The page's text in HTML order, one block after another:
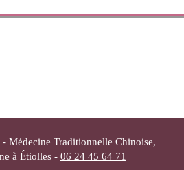
Médecine Traditionnelle Chinoise,
à Étiolles - 06 24 45 64 71